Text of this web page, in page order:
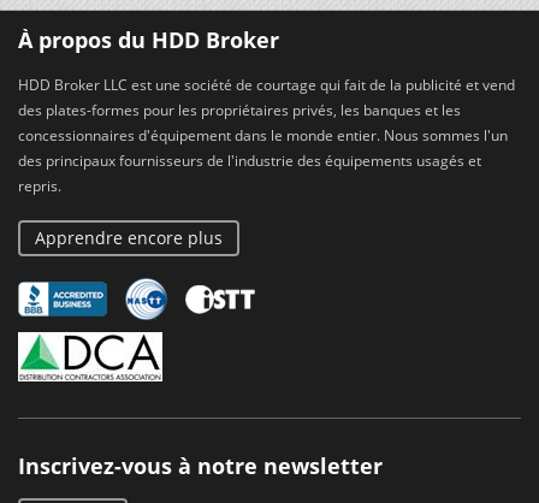
À propos du HDD Broker
HDD Broker LLC est une société de courtage qui fait de la publicité et vend
des plates-formes pour les propriétaires privés, les banques et les
concessionnaires d'équipement dans le monde entier. Nous sommes l'un
des principaux fournisseurs de l'industrie des équipements usagés et
repris.
Apprendre encore plus
Inscrivez-vous à notre newsletter